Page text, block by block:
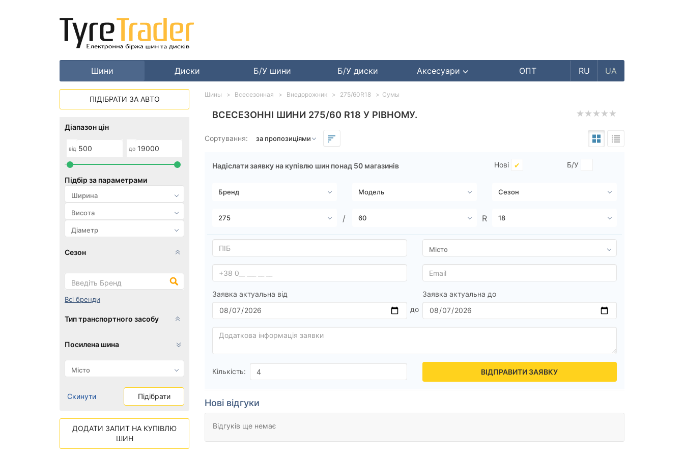
Шини Диски Б/У шини Б/У диски Аксесуари ОПТ RU UA
ВСЕСЕЗОННІ ШИНИ 275/60 R18 У РІВНОМУ.
Сортування:
Надіслати заявку на купівлю шин понад 50 магазинів Нові Б/У
Заявка актуальна від Заявка актуальна до
Кількість: ВІДПРАВИТИ ЗАЯВКУ
Нові відгуки
Відгуків ще немає
Шины Всесезонная Внедорожник 275/60R18 Сумы
ПІДІБРАТИ ЗА АВТО
Діапазон цін
від до
Підбір за параметрами
Сезон
Всі бренди
Тип транспортного засобу
Посилена шина
Скинути Підібрати
ДОДАТИ ЗАПИТ НА КУПІВЛЮ
ШИН